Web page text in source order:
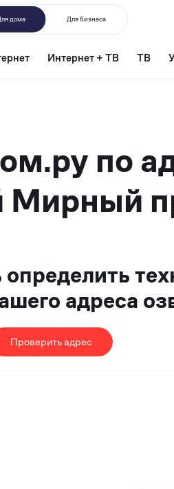
дома Для бизнеса
Интернет + ТВ ТВ
по
Мирный
адреса
Проверить адрес